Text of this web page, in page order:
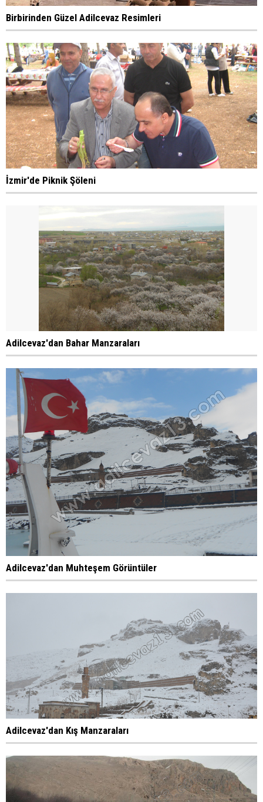
Birbirinden Güzel Adilcevaz Resimleri
İzmir'de Piknik Şöleni
Adilcevaz'dan Bahar Manzaraları
Adilcevaz'dan Muhteşem Görüntüler
Adilcevaz'dan Kış Manzaraları